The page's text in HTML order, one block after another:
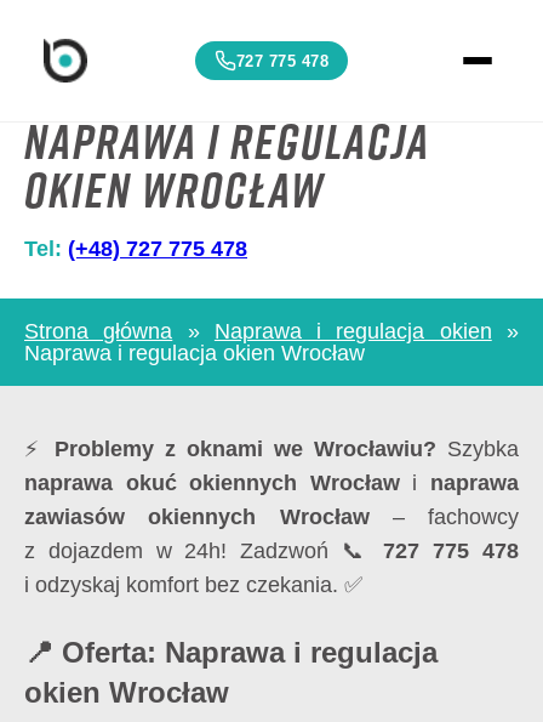
727 775 478
Naprawa i regulacja
okien Wrocław
Tel: (+48) 727 775 478
Strona główna » Naprawa i regulacja okien »
Naprawa i regulacja okien Wrocław
⚡ Problemy z oknami we Wrocławiu? Szybka
naprawa okuć okiennych Wrocławi naprawa
zawiasów okiennych Wrocław– fachowcy
z dojazdem w 24h! Zadzwoń 📞727 775 478
i odzyskaj komfort bez czekania. ✅
📍 Oferta: Naprawa i regulacja
okien Wrocław